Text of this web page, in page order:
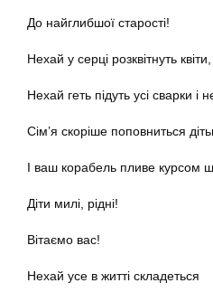
До найглибшої старості!
Нехай у серці розквітнуть квіти,
Нехай геть підуть усі сварки і
Сім’я скоріше поповниться
І ваш корабель пливе курсом
Діти милі, рідні!
Вітаємо вас!
Нехай усе в житті складеться